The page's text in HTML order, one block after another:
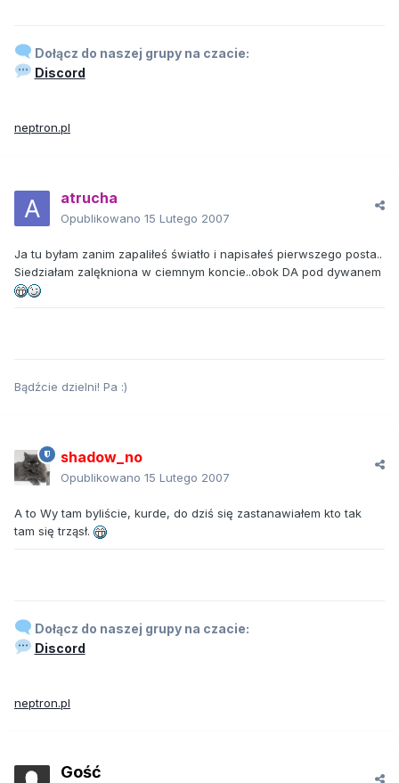
Dołącz do naszej grupy na czacie:
Discord
neptron.pl
atrucha
Opublikowano 15 Lutego 2007
Ja tu byłam zanim zapaliłeś światło i napisałeś pierwszego posta..
Siedziałam zalękniona w ciemnym koncie..obok DA pod dywanem
Bądźcie dzielni! Pa :)
shadow_no
Opublikowano 15 Lutego 2007
A to Wy tam byliście, kurde, do dziś się zastanawiałem kto tak
tam się trząsł.
Dołącz do naszej grupy na czacie:
Discord
neptron.pl
Gość